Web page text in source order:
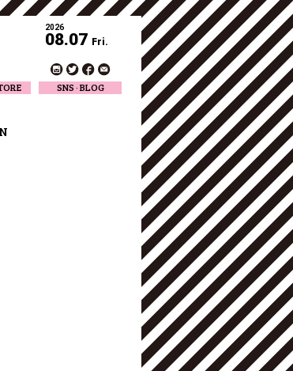
2026
08.07 Fri.
SNS · BLOG